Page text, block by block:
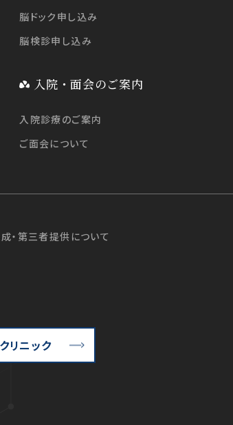
脳ドック申し込み
脳検診申し込み
入院・面会のご案内
入院診療のご案内
ご面会について
・第三者提供について
リニック